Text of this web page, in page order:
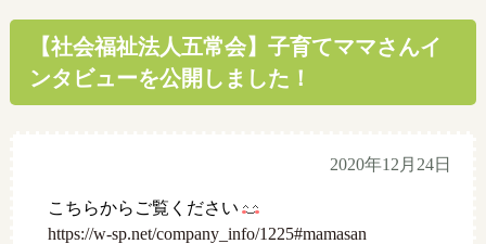
【社会福祉法人五常会】子育てママさんイ
ンタビューを公開しました！
2020年12月24日
こちらからご覧ください
https://w-sp.net/company_info/1225#mamasan